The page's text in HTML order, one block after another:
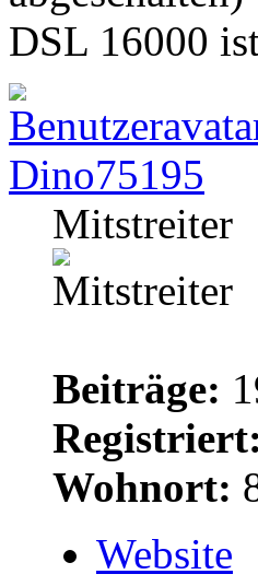
DSL 16000
Dino75195
Mitstreiter
Beiträge:
Registriert:
Wohnort:
Website